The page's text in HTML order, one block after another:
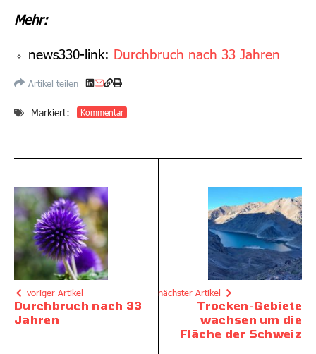
Mehr:
news330-link: Durchbruch nach 33 Jahren
Artikel teilen
Markiert: Kommentar
voriger Artikel
Durchbruch nach 33
Jahren
nächster Artikel
Trocken-Gebiete
wachsen um die
Fläche der Schweiz